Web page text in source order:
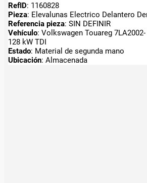
RefID: 1160828
Pieza: Elevalunas Electrico Delantero
Referencia pieza: SIN DEFINIR
Vehículo: Volkswagen Touareg 7LA2002-
128 kW TDI
Estado: Material de segunda mano
Ubicación: Almacenada